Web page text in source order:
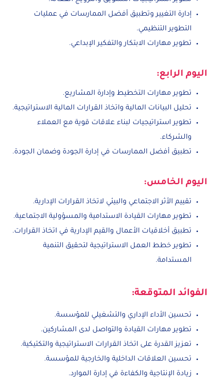
إدارة التغيير وتطبيق أفضل الممارسات في عمليات
التطوير التنظيمي.
تطوير مهارات الابتكار والتفكير الإبداعي.
اليوم الرابع:
تطوير مهارات التخطيط وإدارة المشاريع.
تحليل البيانات المالية واتخاذ القرارات المالية الاستراتيجية.
تطوير استراتيجيات لبناء علاقات قوية مع العملاء
والشركاء.
تطبيق أفضل الممارسات في إدارة الجودة وضمان الجودة.
اليوم الخامس:
تقييم الأثر الاجتماعي والبيئي لاتخاذ القرارات الإدارية.
تطوير مهارات القيادة الاستدامية والمسؤولية الاجتماعية.
تطبيق أخلاقيات الأعمال والقيم الإدارية في اتخاذ القرارات.
تطوير خطط العمل الاستراتيجية لتحقيق التنمية
المستدامة.
الفوائد المتوقعة:
تحسين الأداء الإداري والتشغيلي للمؤسسة.
تطوير مهارات القيادة والتواصل لدى المشاركين.
تعزيز القدرة على اتخاذ القرارات الاستراتيجية والتكتيكية.
تحسين العلاقات الداخلية والخارجية للمؤسسة.
زيادة الإنتاجية والكفاءة في إدارة الموارد.